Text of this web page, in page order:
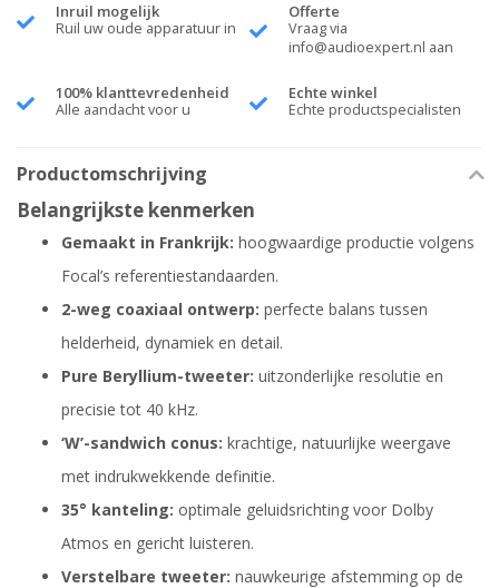
Inruil mogelijk
Ruil uw oude apparatuur in
Offerte
Vraag via
info@audioexpert.nl aan
100% klanttevredenheid
Alle aandacht voor u
Echte winkel
Echte productspecialisten
Productomschrijving
Belangrijkste kenmerken
Gemaakt in Frankrijk: hoogwaardige productie volgens
Focal’s referentiestandaarden.
2-weg coaxiaal ontwerp: perfecte balans tussen
helderheid, dynamiek en detail.
Pure Beryllium-tweeter: uitzonderlijke resolutie en
precisie tot 40 kHz.
‘W’-sandwich conus: krachtige, natuurlijke weergave
met indrukwekkende definitie.
35° kanteling: optimale geluidsrichting voor Dolby
Atmos en gericht luisteren.
Verstelbare tweeter: nauwkeurige afstemming op de